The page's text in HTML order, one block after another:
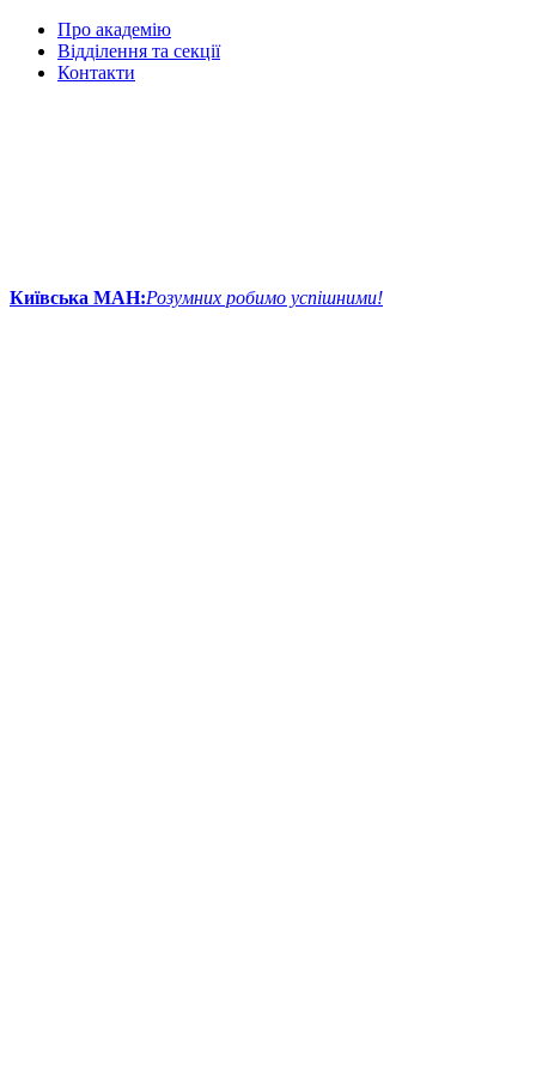
Про академію
Відділення та секції
Контакти
Київська МАН:Розумних робимо успішними!